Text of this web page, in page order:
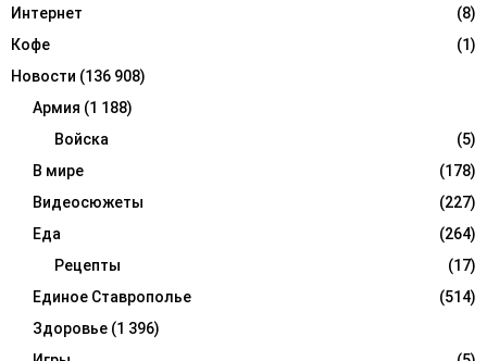
Интернет
(8)
Кофе
(1)
Новости (136 908)
Армия (1 188)
Войска
(5)
В мире
(178)
Видеосюжеты
(227)
Еда
(264)
Рецепты
(17)
Единое Ставрополье
(514)
Здоровье (1 396)